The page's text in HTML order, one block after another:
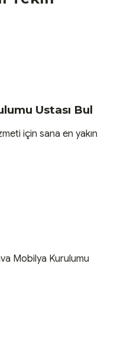
Ustası Bul
için sana en yakın
Mobilya Kurulumu